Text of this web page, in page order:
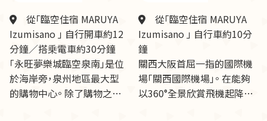
從「臨空住宿 MARUYA
Izumisano 」 自行開車約12
分鐘／搭乗電車約30分鐘
「永旺夢樂城臨空泉南」是位
於海岸旁，泉州地區最大型
的購物中心。 除了購物之…
從「臨空住宿 MARUYA
Izumisano 」 自行車約10分
鐘
關西大阪首屈一指的國際機
場「關西國際機場」。 在能夠
以360°全景欣賞飛機起降…